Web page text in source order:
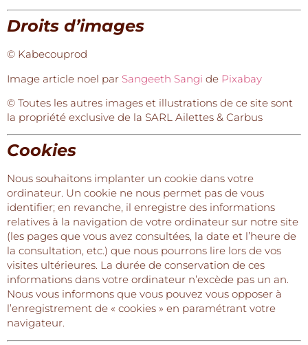
Droits d’images
© Kabecouprod
Image article noel par Sangeeth Sangi de Pixabay
© Toutes les autres images et illustrations de ce site sont
la propriété exclusive de la SARL Ailettes & Carbus
Cookies
Nous souhaitons implanter un cookie dans votre
ordinateur. Un cookie ne nous permet pas de vous
identifier; en revanche, il enregistre des informations
relatives à la navigation de votre ordinateur sur notre site
(les pages que vous avez consultées, la date et l’heure de
la consultation, etc.) que nous pourrons lire lors de vos
visites ultérieures. La durée de conservation de ces
informations dans votre ordinateur n’excède pas un an.
Nous vous informons que vous pouvez vous opposer à
l’enregistrement de « cookies » en paramétrant votre
navigateur.